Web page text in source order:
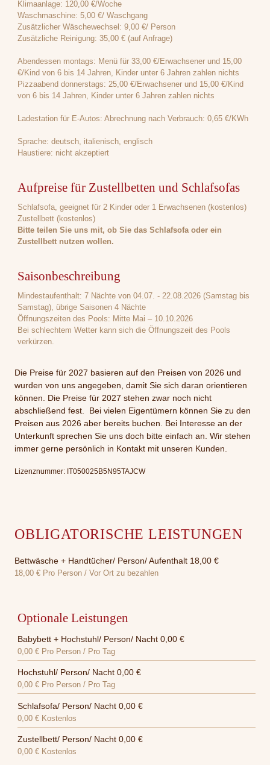
Klimaanlage: 120,00 €/Woche
Waschmaschine: 5,00 €/ Waschgang
Zusätzlicher Wäschewechsel: 9,00 €/ Person
Zusätzliche Reinigung: 35,00 € (auf Anfrage)
Abendessen montags: Menü für 33,00 €/Erwachsener und 15,00
€/Kind von 6 bis 14 Jahren, Kinder unter 6 Jahren zahlen nichts
Pizzaabend donnerstags: 25,00 €/Erwachsener und 15,00 €/Kind
von 6 bis 14 Jahren, Kinder unter 6 Jahren zahlen nichts
Ladestation für E-Autos: Abrechnung nach Verbrauch: 0,65 €/KWh
Sprache: deutsch, italienisch, englisch
Haustiere: nicht akzeptiert
Aufpreise für Zustellbetten und Schlafsofas
Schlafsofa, geeignet für 2 Kinder oder 1 Erwachsenen (kostenlos)
Zustellbett (kostenlos)
Bitte teilen Sie uns mit, ob Sie das Schlafsofa oder ein
Zustellbett nutzen wollen.
Saisonbeschreibung
Mindestaufenthalt: 7 Nächte von 04.07. - 22.08.2026 (Samstag bis
Samstag), übrige Saisonen 4 Nächte
Öffnungszeiten des Pools: Mitte Mai – 10.10.2026
Bei schlechtem Wetter kann sich die Öffnungszeit des Pools
verkürzen.
Die Preise für 2027 basieren auf den Preisen von 2026 und
wurden von uns angegeben, damit Sie sich daran orientieren
können. Die Preise für 2027 stehen zwar noch nicht
abschließend fest. Bei vielen Eigentümern können Sie zu den
Preisen aus 2026 aber bereits buchen. Bei Interesse an der
Unterkunft sprechen Sie uns doch bitte einfach an. Wir stehen
immer gerne persönlich in Kontakt mit unseren Kunden.
Lizenznummer: IT050025B5N95TAJCW
OBLIGATORISCHE LEISTUNGEN
Bettwäsche + Handtücher/ Person/ Aufenthalt 18,00 €
18,00 € Pro Person / Vor Ort zu bezahlen
Optionale Leistungen
Babybett + Hochstuhl/ Person/ Nacht 0,00 €
0,00 € Pro Person / Pro Tag
Hochstuhl/ Person/ Nacht 0,00 €
0,00 € Pro Person / Pro Tag
Schlafsofa/ Person/ Nacht 0,00 €
0,00 € Kostenlos
Zustellbett/ Person/ Nacht 0,00 €
0,00 € Kostenlos